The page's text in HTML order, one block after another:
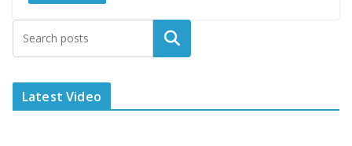
Latest Video